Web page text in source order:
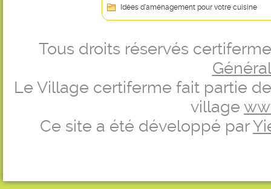
Idées d’aménagement pour votre cuisine
Tous droits réservés
Le Village certiferme fait partie
village
Ce site a été développé par